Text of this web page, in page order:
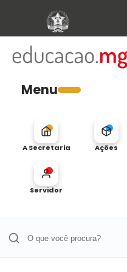
Menu
A Secretaria Ações
Servidor